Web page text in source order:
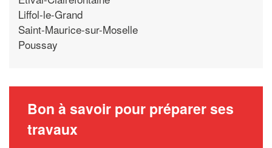
Liffol-le-Grand
Saint-Maurice-sur-Moselle
Poussay
Bon à savoir pour préparer ses
travaux